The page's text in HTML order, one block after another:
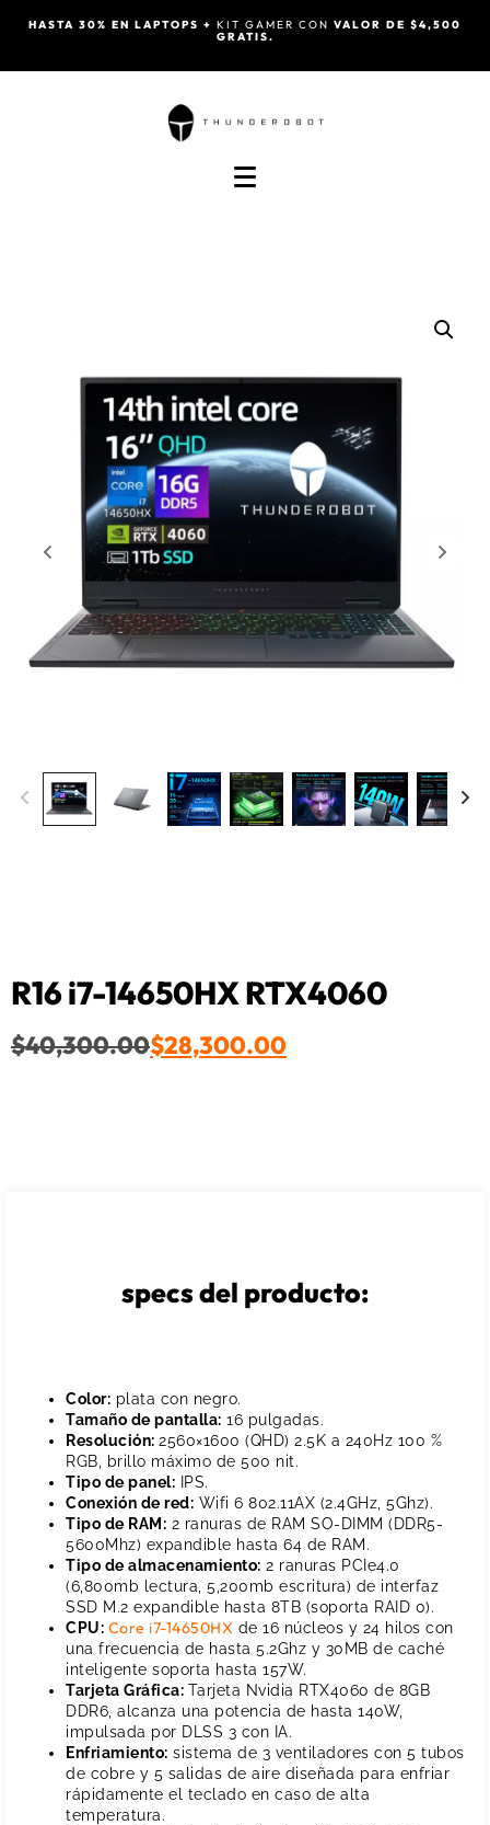
HASTA 30% EN LAPTOPS + KIT GAMER CON VALOR DE $4,500
GRATIS.
specs del producto:
Color: plata con negro.
Tamaño de pantalla: 16 pulgadas.
Resolución: 2560×1600 (QHD) 2.5K a 240Hz 100 %
RGB, brillo máximo de 500 nit.
Tipo de panel: IPS.
Conexión de red: Wifi 6 802.11AX (2.4GHz, 5Ghz).
Tipo de RAM: 2 ranuras de RAM SO-DIMM (DDR5-
5600Mhz) expandible hasta 64 de RAM.
Tipo de almacenamiento: 2 ranuras PCIe4.0
(6,800mb lectura, 5,200mb escritura) de interfaz
SSD M.2 expandible hasta 8TB (soporta RAID 0).
CPU: Core i7-14650HX de 16 núcleos y 24 hilos con
una frecuencia de hasta 5.2Ghz y 30MB de caché
inteligente soporta hasta 157W.
Tarjeta Gráfica: Tarjeta Nvidia RTX4060 de 8GB
DDR6, alcanza una potencia de hasta 140W,
impulsada por DLSS 3 con IA.
Enfriamiento: sistema de 3 ventiladores con 5 tubos
de cobre y 5 salidas de aire diseñada para enfriar
rápidamente el teclado en caso de alta
temperatura.
R16 i7-14650HX RTX4060
$40,300.00$28,300.00